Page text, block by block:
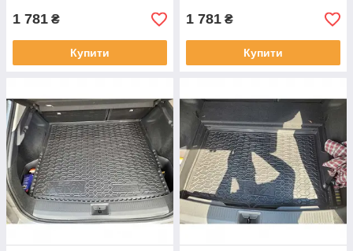
1 781 ₴
Купити
1 781 ₴
Купити